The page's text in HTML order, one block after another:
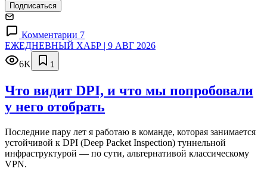
Подписаться
Комментарии 7
ЕЖЕДНЕВНЫЙ ХАБР | 9 АВГ 2026
6K
1
Что видит DPI, и что мы попробовали
у него отобрать
Последние пару лет я работаю в команде, которая занимается
устойчивой к DPI (Deep Packet Inspection) туннельной
инфраструктурой — по сути, альтернативой классическому
VPN.